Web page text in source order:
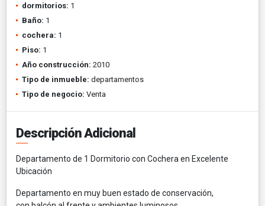
dormitorios: 1
Baño: 1
cochera: 1
Piso: 1
Año construcción: 2010
Tipo de inmueble: departamentos
Tipo de negocio: Venta
Descripción Adicional
Departamento de 1 Dormitorio con Cochera en Excelente
Ubicación
Departamento en muy buen estado de conservación,